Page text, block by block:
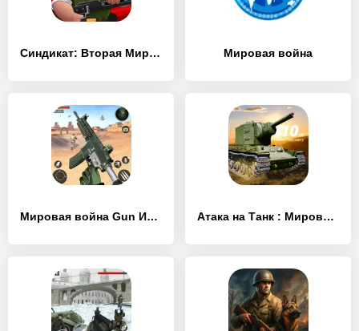
Синдикат: Вторая Мировая война Мировая война
Мировая война Gun Игры Атака на Танк : Мировая Война